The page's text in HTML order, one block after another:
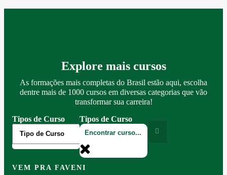
Explore mais cursos
As formações mais completas do Brasil estão aqui, escolha
dentre mais de 1000 cursos em diversas categorias que vão
transformar sua carreira!
Tipos de Curso
Tipos de Curso
VEM PRA FAVENI